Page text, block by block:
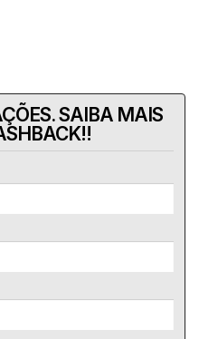
SAIBA MAIS